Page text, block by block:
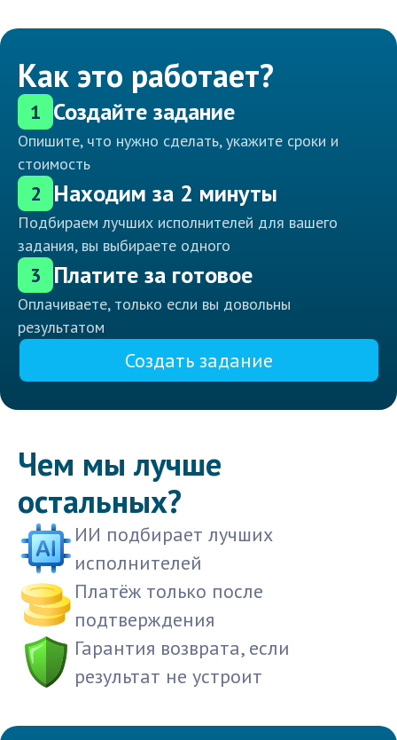
Как это работает?
1 Создайте задание
Опишите, что нужно сделать, укажите сроки и
стоимость
2 Находим за 2 минуты
Подбираем лучших исполнителей для вашего
задания, вы выбираете одного
3 Платите за готовое
Оплачиваете, только если вы довольны
результатом
Создать задание
Чем мы лучше
остальных?
ИИ подбирает лучших
исполнителей
Платёж только после
подтверждения
Гарантия возврата, если
результат не устроит